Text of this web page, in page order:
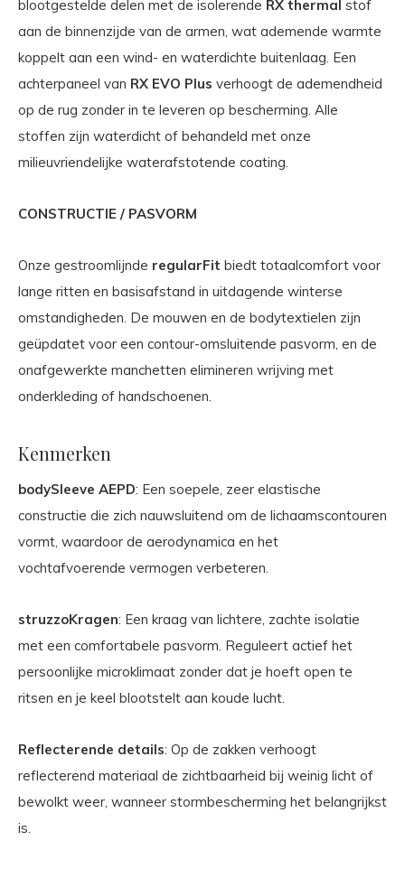
blootgestelde delen met de isolerende RX thermal stof
aan de binnenzijde van de armen, wat ademende warmte
koppelt aan een wind- en waterdichte buitenlaag. Een
achterpaneel van RX EVO Plus verhoogt de ademendheid
op de rug zonder in te leveren op bescherming. Alle
stoffen zijn waterdicht of behandeld met onze
milieuvriendelijke waterafstotende coating.
CONSTRUCTIE / PASVORM
Onze gestroomlijnde regularFit biedt totaalcomfort voor
lange ritten en basisafstand in uitdagende winterse
omstandigheden. De mouwen en de bodytextielen zijn
geüpdatet voor een contour-omsluitende pasvorm, en de
onafgewerkte manchetten elimineren wrijving met
onderkleding of handschoenen.
Kenmerken
bodySleeve AEPD: Een soepele, zeer elastische
constructie die zich nauwsluitend om de lichaamscontouren
vormt, waardoor de aerodynamica en het
vochtafvoerende vermogen verbeteren.
struzzoKragen: Een kraag van lichtere, zachte isolatie
met een comfortabele pasvorm. Reguleert actief het
persoonlijke microklimaat zonder dat je hoeft open te
ritsen en je keel blootstelt aan koude lucht.
Reflecterende details: Op de zakken verhoogt
reflecterend materiaal de zichtbaarheid bij weinig licht of
bewolkt weer, wanneer stormbescherming het belangrijkst
is.